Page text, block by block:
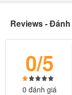
0/5
0 đánh giá